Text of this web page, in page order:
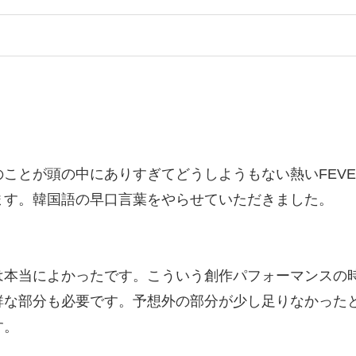
とが頭の中にありすぎてどうしようもない熱い
。韓国語の早口言葉をやらせていただきました。
当によかったです。こういう創作パフォーマンスの
部分も必要です。予想外の部分が少し足りなかった